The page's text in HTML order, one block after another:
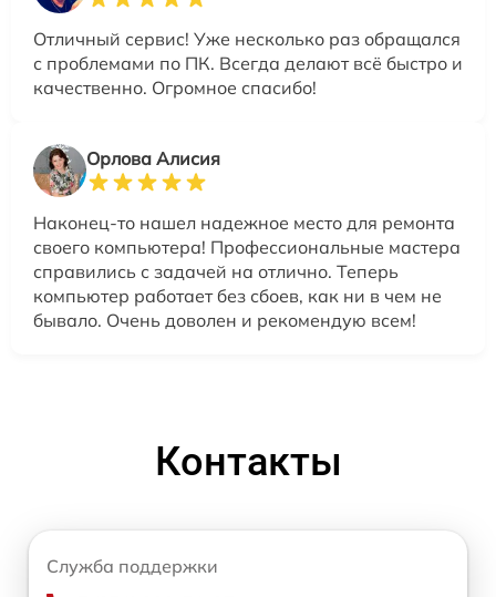
Отличный сервис! Уже несколько раз обращался
с проблемами по ПК. Всегда делают всё быстро и
качественно. Огромное спасибо!
Орлова Алисия
Наконец-то нашел надежное место для ремонта
своего компьютера! Профессиональные мастера
справились с задачей на отлично. Теперь
компьютер работает без сбоев, как ни в чем не
бывало. Очень доволен и рекомендую всем!
Контакты
Служба поддержки